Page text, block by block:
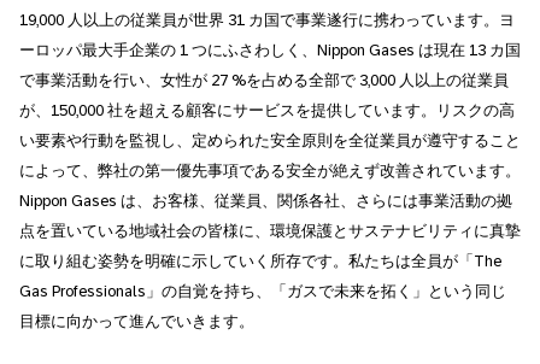
19,000 人以上の従業員が世界 31 カ国で事業遂行に携わっています。ヨ
ーロッパ最大手企業の 1 つにふさわしく、Nippon Gases は現在 13 カ国
で事業活動を行い、女性が 27 %を占める全部で 3,000 人以上の従業員
が、150,000 社を超える顧客にサービスを提供しています。リスクの高
い要素や行動を監視し、定められた安全原則を全従業員が遵守すること
によって、弊社の第一優先事項である安全が絶えず改善されています。
Nippon Gases は、お客様、従業員、関係各社、さらには事業活動の拠
点を置いている地域社会の皆様に、環境保護とサステナビリティに真摯
に取り組む姿勢を明確に示していく所存です。私たちは全員が「The
Gas Professionals」の自覚を持ち、「ガスで未来を拓く」という同じ
目標に向かって進んでいきます。